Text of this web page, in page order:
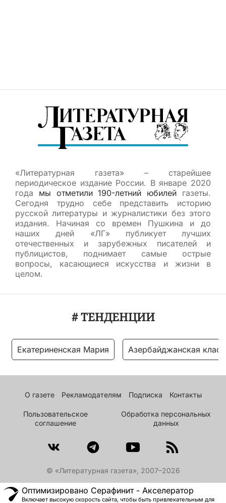
«Литературная газета» – старейшее
периодическое издание России. В январе 2020
года мы отметили 190-летний юбилей газеты.
Сегодня трудно себе представить историю
русской литературы и журналистики без этого
издания. Начиная со времен Пушкина и до
наших дней «ЛГ» публикует лучших
отечественных и зарубежных писателей и
публицистов, поднимает самые острые
вопросы, касающиеся искусства и жизни в
целом.
# ТЕНДЕНЦИИ
Екатериненская Мария Азербайджанская
О газете Рекламодателям Подписка Контакты
Пользовательское
соглашение
Обработка персональных
данных
© «Литературная газета», 2007–2026
Оптимизировано Серафинит - Акселератор
Включает высокую скорость сайта, чтобы быть привлекательным для